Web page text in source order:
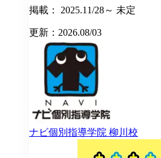
掲載： 2025.11/28～ 未定
更新：2026.08/03
ナビ個別指導学院 柳川校